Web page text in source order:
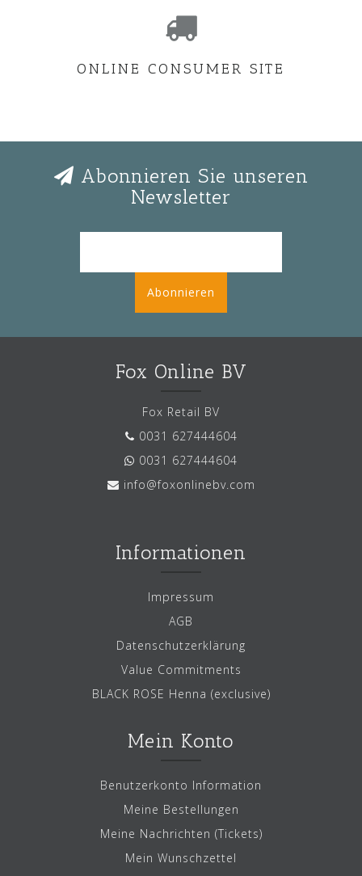
ONLINE CONSUMER SITE
Abonnieren Sie unseren
Newsletter
Abonnieren
Fox Online BV
Fox Retail BV
0031 627444604
0031 627444604
info@foxonlinebv.com
Informationen
Impressum
AGB
Datenschutzerklärung
Value Commitments
BLACK ROSE Henna (exclusive)
Mein Konto
Benutzerkonto Information
Meine Bestellungen
Meine Nachrichten (Tickets)
Mein Wunschzettel